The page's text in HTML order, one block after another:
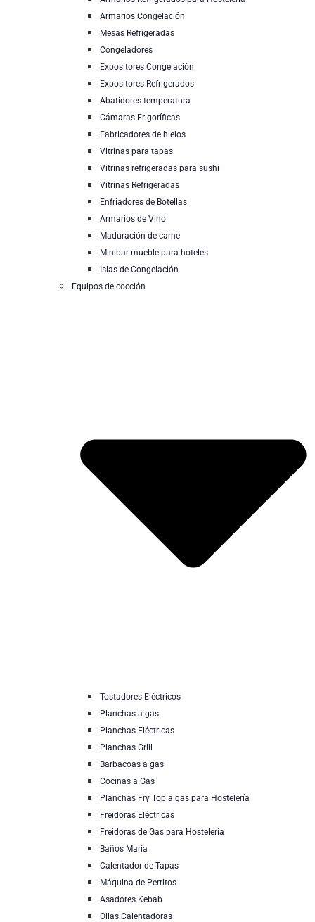
Armarios Congelación
Mesas Refrigeradas
Congeladores
Expositores Congelación
Expositores Refrigerados
Abatidores temperatura
Cámaras Frigoríficas
Fabricadores de hielos
Vitrinas para tapas
Vitrinas refrigeradas para sushi
Vitrinas Refrigeradas
Enfriadores de Botellas
Armarios de Vino
Maduración de carne
Minibar mueble para hoteles
Islas de Congelación
Equipos de cocción
Tostadores Eléctricos
Planchas a gas
Planchas Eléctricas
Planchas Grill
Barbacoas a gas
Cocinas a Gas
Planchas Fry Top a gas para Hostelería
Freidoras Eléctricas
Freidoras de Gas para Hostelería
Baños María
Calentador de Tapas
Máquina de Perritos
Asadores Kebab
Ollas Calentadoras